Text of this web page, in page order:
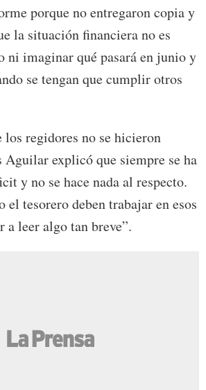
porque no entregaron copia y
la situación financiera no es
ni imaginar qué pasará en junio y
se tengan que cumplir otros
los regidores no se hicieron
Aguilar explicó que siempre se ha
y no se hace nada al respecto.
el tesorero deben trabajar en esos
a leer algo tan breve”.